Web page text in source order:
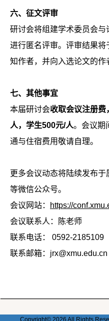
六、征文评审
研讨会将组建学术委员会
进行匿名评审。评审结果
知作者，并向入选论文的作
七、其他事宜
本届研讨会收取会议注册费
人，学生500元/人。会议期
通与住宿费用敬请自理。
更多会议动态将陆续发布
等微信公众号。
会议网站：
https://
会议联系人：陈老师
联系电话： 0592-2185109
联系邮箱：jrx@xmu.edu.cn
Copyright© 2026 All Rights